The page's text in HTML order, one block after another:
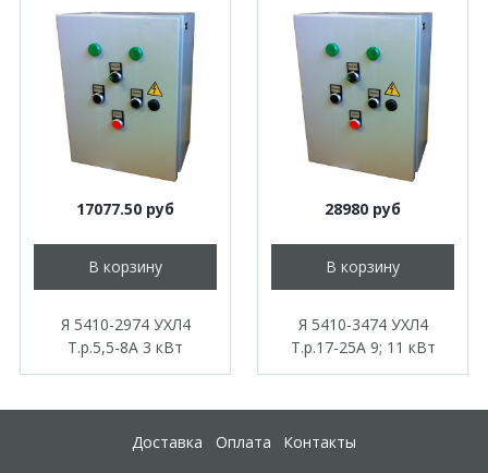
17077.50 руб
В корзину
Я 5410-2974 УХЛ4
Т.р.5,5-8А 3 кВт
28980 руб
В корзину
Я 5410-3474 УХЛ4
Т.р.17-25А 9; 11 кВт
Доставка Оплата Контакты